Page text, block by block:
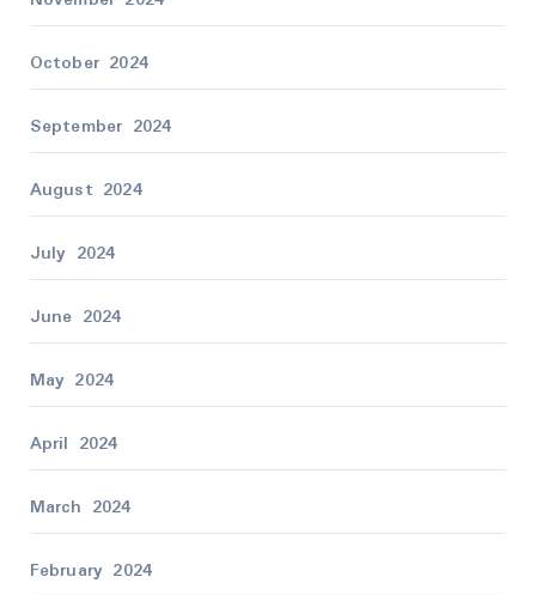
October 2024
September 2024
August 2024
July 2024
June 2024
May 2024
April 2024
March 2024
February 2024